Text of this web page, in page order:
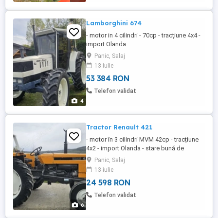
4
Lamborghini 674
- motor in 4 cilindri - 70cp - tracțiune 4x4 -
import Olanda
Panic, Salaj
13 iulie
53 384 RON
Telefon validat
6
Tractor Renault 421
- motor în 3 cilindri MVM 42cp - tracțiune
4x2 - import Olanda - stare bună de
funcționare
Panic, Salaj
13 iulie
24 598 RON
Telefon validat